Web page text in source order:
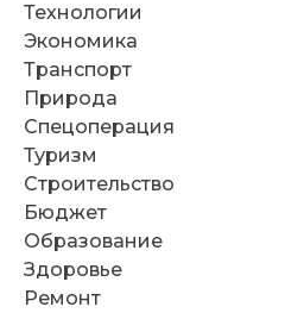
Технологии
Экономика
Транспорт
Природа
Спецоперация
Туризм
Строительство
Бюджет
Образование
Здоровье
Ремонт